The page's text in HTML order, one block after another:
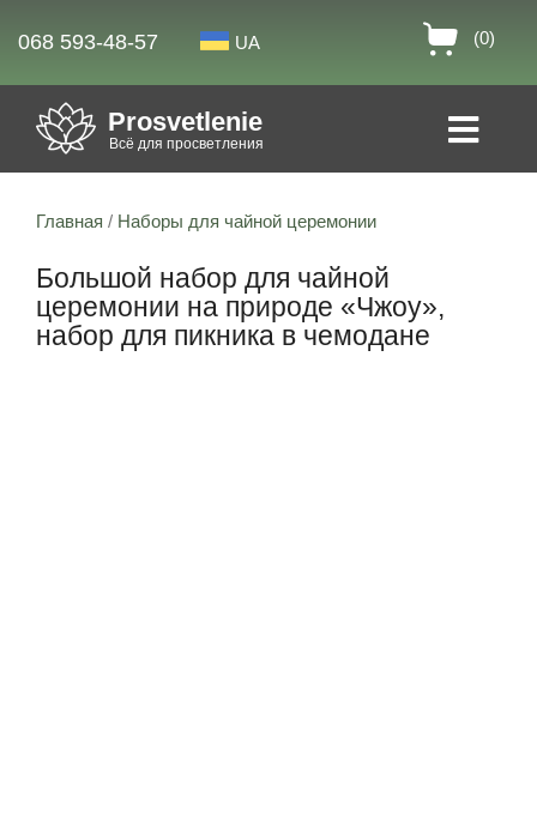
068 593-48-57 UA (0)
Prosvetlenie
Всё для просветления
Главная / Наборы для чайной церемонии
Большой набор для чайной
церемонии на природе «Чжоу»,
набор для пикника в чемодане